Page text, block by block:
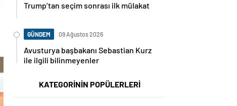
Trump’tan seçim sonrası ilk mülakat
GÜNDEM 09 Ağustos 2026
Avusturya başbakanı Sebastian Kurz
ile ilgili bilinmeyenler
KATEGORİNİN POPÜLERLERİ